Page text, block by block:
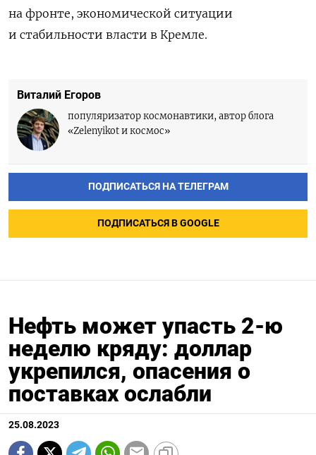
на фронте, экономической ситуации
и стабильности власти в Кремле.
Виталий Егоров
популяризатор космонавтики, автор блога
«Zelenyikot и космос»
ПОДПИСАТЬСЯ НА ТЕЛЕГРАМ
ПОДПИСАТЬСЯ В GOOGLE
Нефть может упасть 2-ю
неделю кряду: доллар
укрепился, опасения о
поставках ослабли
25.08.2023